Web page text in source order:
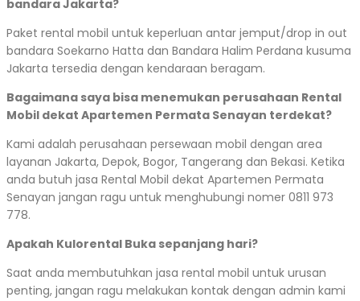
bandara Jakarta?
Paket rental mobil untuk keperluan antar jemput/drop in out
bandara Soekarno Hatta dan Bandara Halim Perdana kusuma
Jakarta tersedia dengan kendaraan beragam.
Bagaimana saya bisa menemukan perusahaan Rental
Mobil dekat Apartemen Permata Senayan terdekat?
Kami adalah perusahaan persewaan mobil dengan area
layanan Jakarta, Depok, Bogor, Tangerang dan Bekasi. Ketika
anda butuh jasa Rental Mobil dekat Apartemen Permata
Senayan jangan ragu untuk menghubungi nomer 0811 973
778.
Apakah Kulorental Buka sepanjang hari?
Saat anda membutuhkan jasa rental mobil untuk urusan
penting, jangan ragu melakukan kontak dengan admin kami